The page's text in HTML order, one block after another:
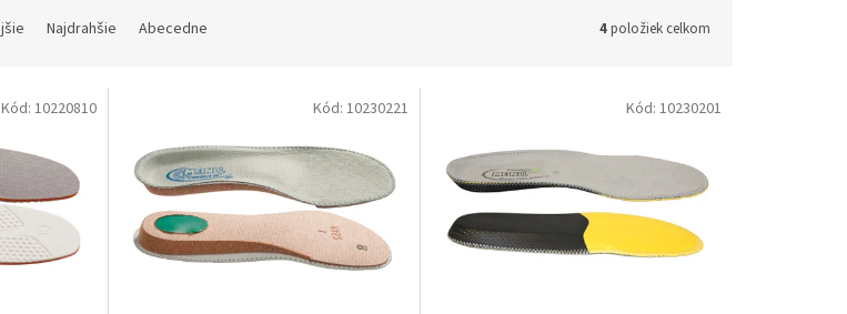
Najdrahšie Abecedne 4položiek celkom
Kód: 10220810 Kód: 10230221 Kód: 10230201